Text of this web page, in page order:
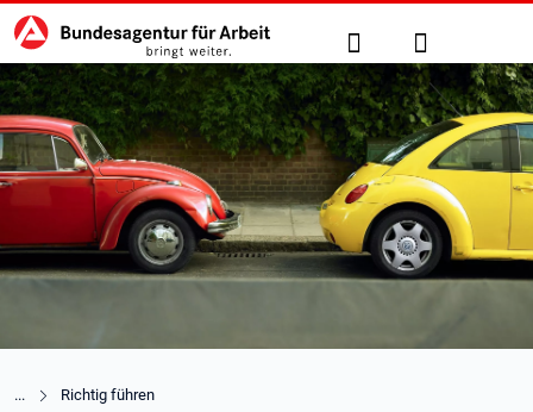
zu den Hauptinhalten springen
Hauptnavigation Suche Anmelden
Richtig führen